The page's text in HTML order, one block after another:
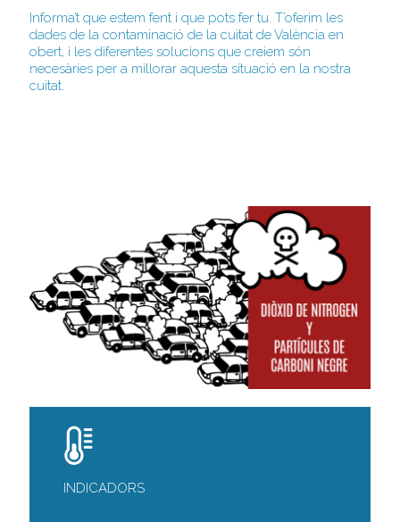
Informa’t que estem fent i que pots fer tu. T’oferim les
dades de la contaminació de la cuitat de València en
obert, i les diferentes solucions que creiem són
necesàries per a millorar aquesta situació en la nostra
cuitat.
INDICADORS